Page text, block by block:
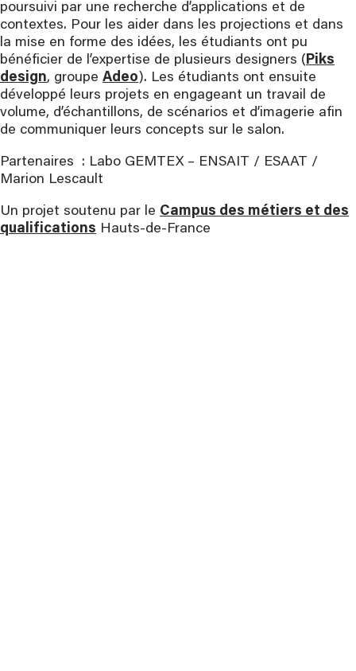
poursuivi par une recherche d’applications et de
contextes. Pour les aider dans les projections et dans
la mise en forme des idées, les étudiants ont pu
bénéficier de l’expertise de plusieurs designers (Piks
design, groupe Adeo). Les étudiants ont ensuite
développé leurs projets en engageant un travail de
volume, d’échantillons, de scénarios et d’imagerie afin
de communiquer leurs concepts sur le salon.
Partenaires : Labo GEMTEX – ENSAIT / ESAAT /
Marion Lescault
Un projet soutenu par le Campus des métiers et des
qualifications Hauts-de-France